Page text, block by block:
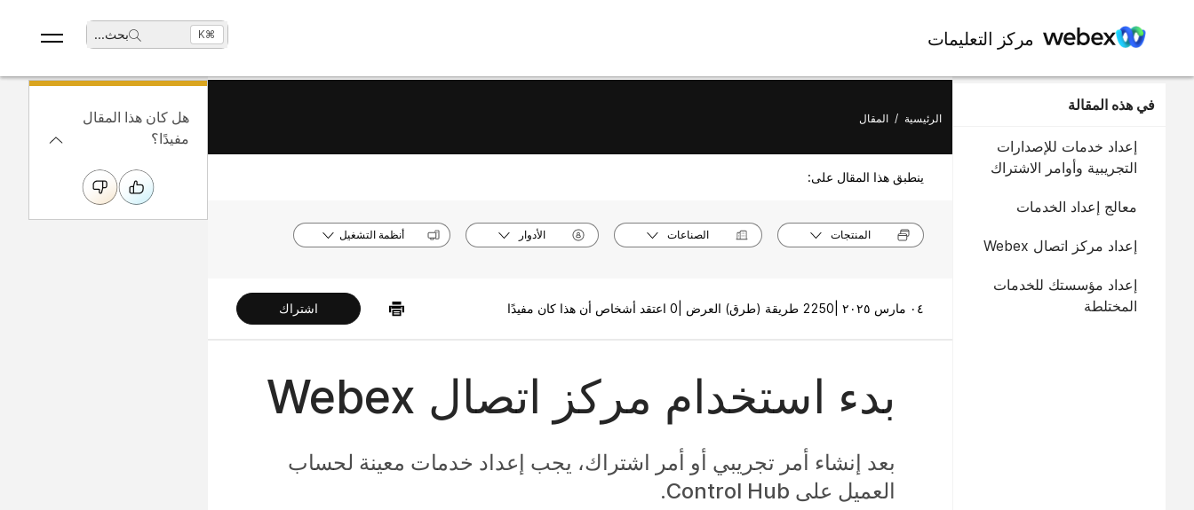
مركز التعليمات بحث... ⌘K
في هذه المقالة
إعداد خدمات للإصدارات
التجريبية وأوامر الاشتراك
معالج إعداد الخدمات
إعداد مركز اتصال Webex
إعداد مؤسستك للخدمات
المختلطة
الرئيسية / المقال
ينطبق هذا المقال على:
المنتجات الصناعات الأدوار أنظمة التشغيل
٠٤ مارس ٢٠٢٥ | 2250 طريقة (طرق) العرض | 0 اعتقد أشخاص أن هذا كان مفيدًا اشتراك
بدء استخدام مركز اتصال Webex
بعد إنشاء أمر تجريبي أو أمر اشتراك، يجب إعداد خدمات معينة لحساب
العميل على Control Hub.
هل كان هذا المقال
مفيدًا؟